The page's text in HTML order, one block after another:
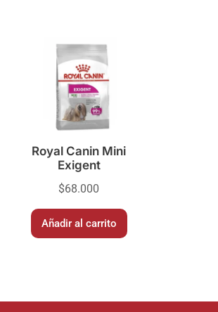
Royal Canin Mini
Exigent
$68.000
Añadir al carrito